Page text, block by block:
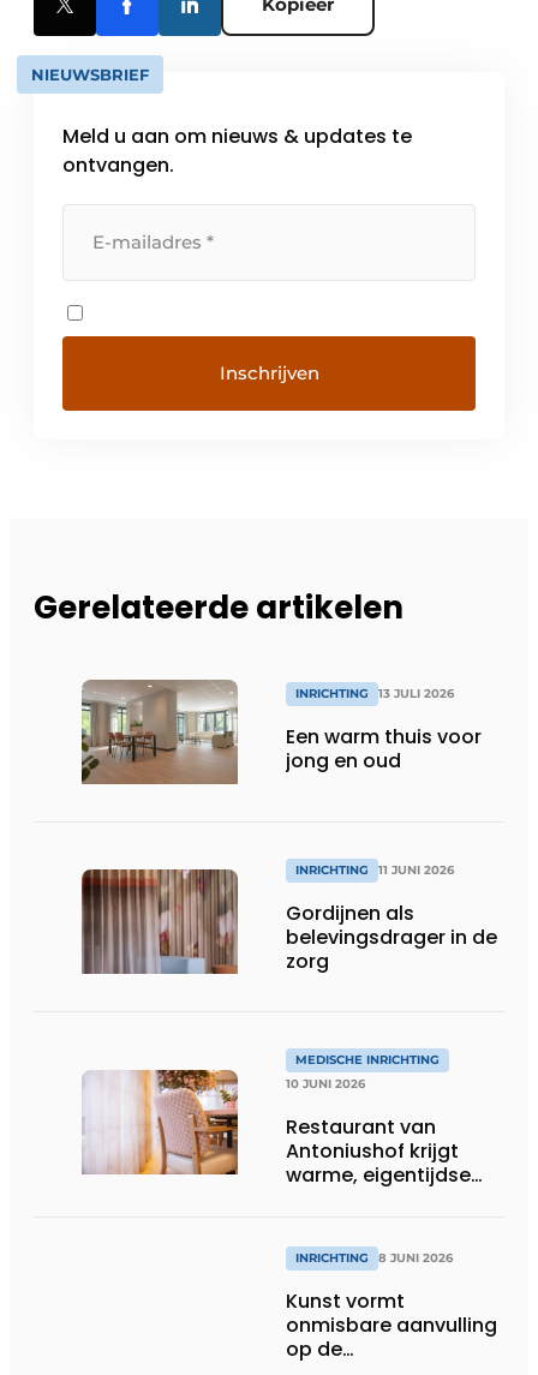
NIEUWSBRIEF
Meld u aan om nieuws & updates te
ontvangen.
Gerelateerde artikelen
INRICHTING 13 JULI 2026
Een warm thuis voor
jong en oud
INRICHTING 11 JUNI 2026
Gordijnen als
belevingsdrager in de
zorg
MEDISCHE INRICHTING
10 JUNI 2026
Restaurant van
Antoniushof krijgt
warme, eigentijdse
Kunst vormt
onmisbare aanvulling